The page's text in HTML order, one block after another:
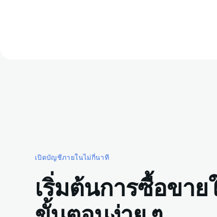
เปิดบัญชีภายในไม่กี่นาที
เริ่มต้นการซื้อขาย